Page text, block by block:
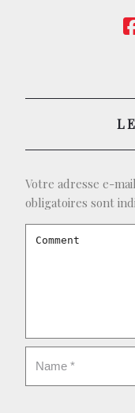
Votre adresse e-
obligatoires sont